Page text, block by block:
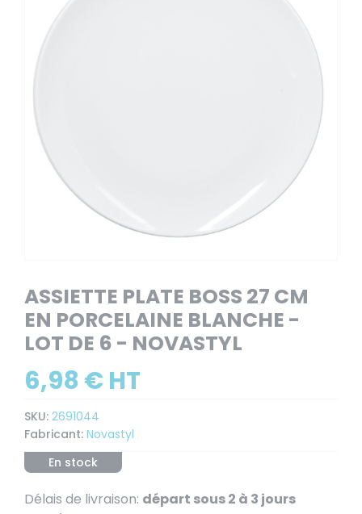
ASSIETTE PLATE BOSS 27 CM
EN PORCELAINE BLANCHE -
LOT DE 6 - NOVASTYL
6,98 € HT
SKU: 2691044
Fabricant: Novastyl
En stock
Délais de livraison: départ sous 2 à 3 jours